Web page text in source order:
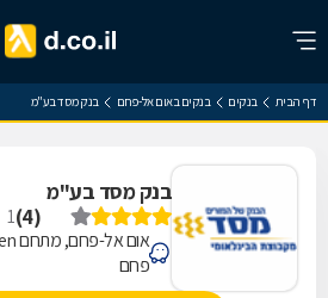
דף הבית בנקים בנקים באום אל-פחם בנק מסד בע"מ
בנק מסד בע"מ
(
4
)
1
פחם